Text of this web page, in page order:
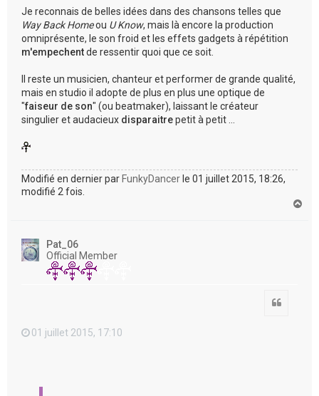
Je reconnais de belles idées dans des chansons telles que
Way Back Homeou U Know, mais là encore la production
omniprésente, le son froid et les effets gadgets à répétition
m'empechentde ressentir quoi que ce soit.
Il reste un musicien, chanteur et performer de grande qualité,
mais en studio il adopte de plus en plus une optique de
"faiseur de son" (ou beatmaker), laissant le créateur
singulier et audacieux disparaitrepetit à petit ...
Modifié en dernier par FunkyDancer le 01 juillet 2015, 18:26,
modifié 2 fois.
Pat_06
Official Member
01 juillet 2015, 17:10